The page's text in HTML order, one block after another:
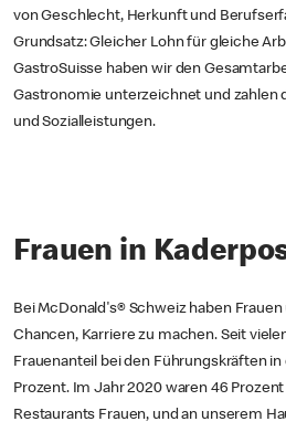
von Geschlecht, Herkunft und
Grundsatz: Gleicher Lohn für gleiche
GastroSuisse haben wir den
Gastronomie unterzeichnet und zahlen
und Sozialleistungen.
Frauen in
Bei McDonald's® Schweiz haben
Chancen, Karriere zu machen. Seit
Frauenanteil bei den Führungskräften
Prozent. Im Jahr 2020 waren 46
Restaurants Frauen, und an unserem